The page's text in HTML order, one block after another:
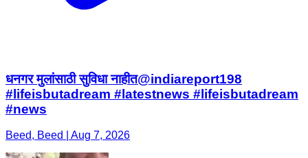
धनगर मुलांसाठी सुविधा नाहीत@indiareport198
#lifeisbutadream #latestnews #lifeisbutadream
#news
Beed, Beed | Aug 7, 2026